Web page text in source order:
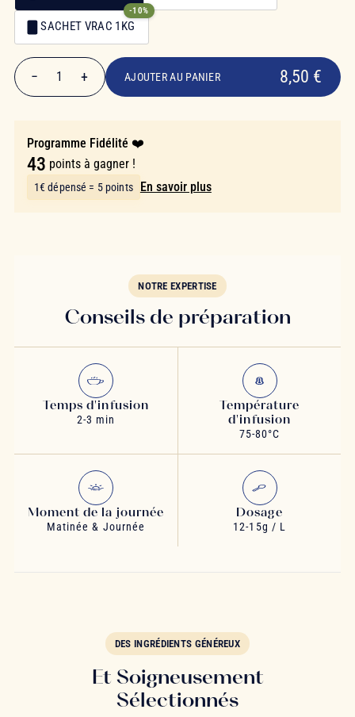
Emballage
Emballage
SACHET VRAC 1KG
-10%
8,50 €
− 1 + AJOUTER AU PANIER 8,50 €
Programme Fidélité ❤️
43 points à gagner !
1€ dépensé = 5 points En savoir plus
NOTRE EXPERTISE
Conseils de préparation
Temps d'infusion
2-3 min
Température
d'infusion
75-80°C
Moment de la journée
Matinée & Journée
Dosage
12-15g / L
DES INGRÉDIENTS GÉNÉREUX
Et Soigneusement
Sélectionnés